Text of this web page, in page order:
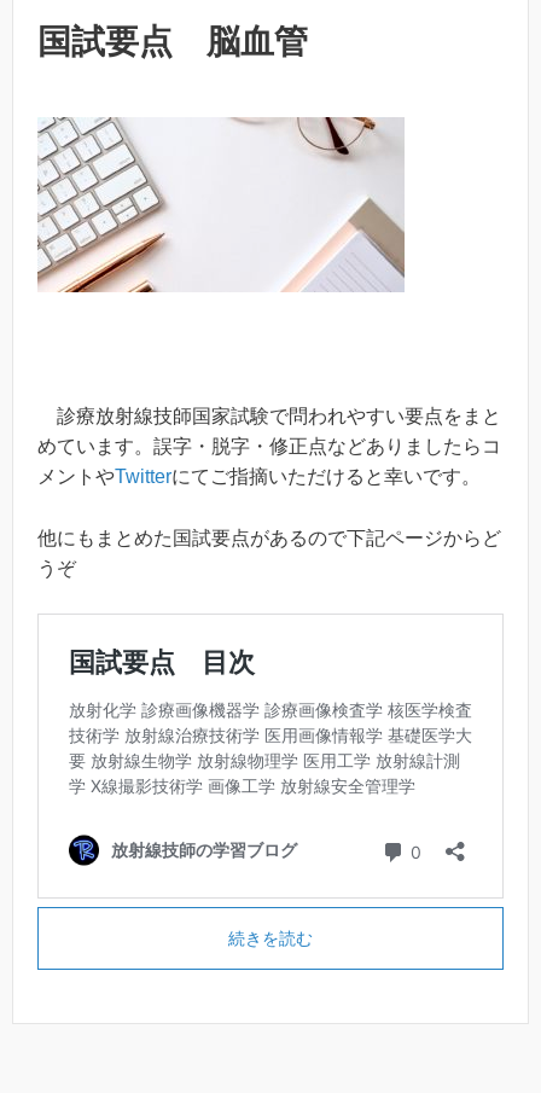
国試要点 脳血管
診療放射線技師国家試験で問われやすい要点をまと
めています。誤字・脱字・修正点などありましたらコ
メントやTwitterにてご指摘いただけると幸いです。
他にもまとめた国試要点があるので下記ページからど
うぞ
続きを読む